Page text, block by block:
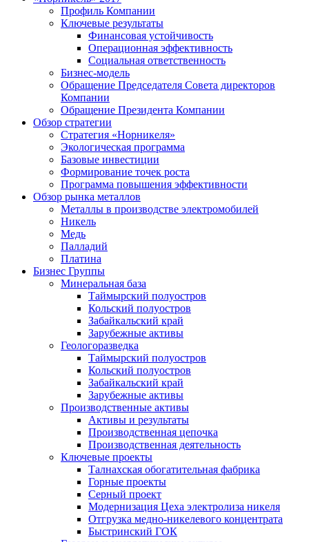
Профиль Компании
Ключевые результаты
Финансовая устойчивость
Операционная эффективность
Социальная ответственность
Бизнес-модель
Обращение Председателя Совета директоров
Компании
Обращение Президента Компании
Обзор стратегии
Стратегия «Норникеля»
Экологическая программа
Базовые инвестиции
Формирование точек роста
Программа повышения эффективности
Обзор рынка металлов
Металлы в производстве электромобилей
Никель
Медь
Палладий
Платина
Бизнес Группы
Минеральная база
Таймырский полуостров
Кольский полуостров
Забайкальский край
Зарубежные активы
Геологоразведка
Таймырский полуостров
Кольский полуостров
Забайкальский край
Зарубежные активы
Производственные активы
Активы и результаты
Производственная цепочка
Производственная деятельность
Ключевые проекты
Талнахская обогатительная фабрика
Горные проекты
Серный проект
Модернизация Цеха электролиза никеля
Отгрузка медно-никелевого концентрата
Быстринский ГОК